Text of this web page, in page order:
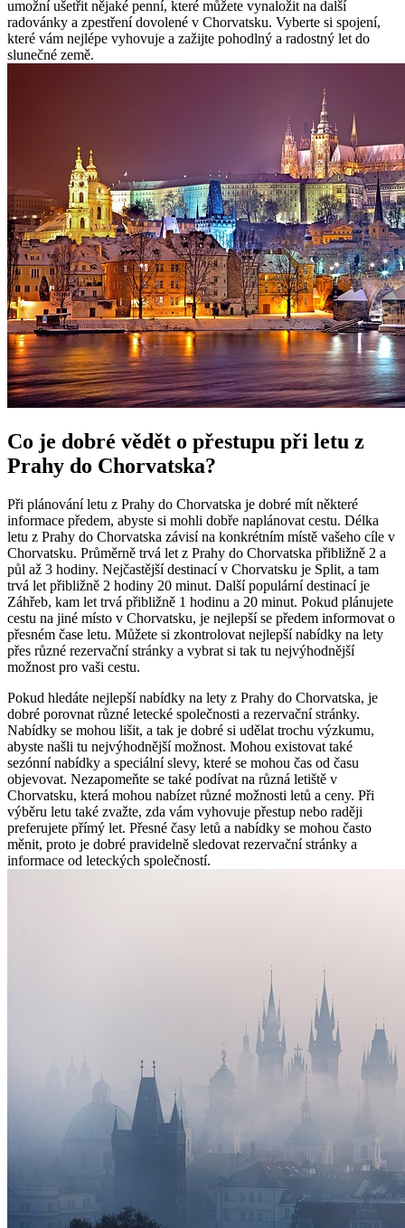
umožní ušetřit nějaké penní, které můžete vynaložit na další
radovánky a zpestření dovolené v Chorvatsku. Vyberte si spojení,
které vám nejlépe vyhovuje a zažijte pohodlný a radostný let do
slunečné země.
Co je dobré vědět o přestupu při letu z
Prahy do Chorvatska?
Při plánování letu z Prahy do Chorvatska je dobré mít některé
informace předem, abyste si mohli dobře naplánovat cestu. Délka
letu z Prahy do Chorvatska závisí na konkrétním místě vašeho cíle v
Chorvatsku. Průměrně trvá let z Prahy do Chorvatska přibližně 2 a
půl až 3 hodiny. Nejčastější destinací v Chorvatsku je Split, a tam
trvá let přibližně 2 hodiny 20 minut. Další populární destinací je
Záhřeb, kam let trvá přibližně 1 hodinu a 20 minut. Pokud plánujete
cestu na jiné místo v Chorvatsku, je nejlepší se předem informovat o
přesném čase letu. Můžete si zkontrolovat nejlepší nabídky na lety
přes různé rezervační stránky a vybrat si tak tu nejvýhodnější
možnost pro vaši cestu.
Pokud hledáte nejlepší nabídky na lety z Prahy do Chorvatska, je
dobré porovnat různé letecké společnosti a rezervační stránky.
Nabídky se mohou lišit, a tak je dobré si udělat trochu výzkumu,
abyste našli tu nejvýhodnější možnost. Mohou existovat také
sezónní nabídky a speciální slevy, které se mohou čas od času
objevovat. Nezapomeňte se také podívat na různá letiště v
Chorvatsku, která mohou nabízet různé možnosti letů a ceny. Při
výběru letu také zvažte, zda vám vyhovuje přestup nebo raději
preferujete přímý let. Přesné časy letů a nabídky se mohou často
měnit, proto je dobré pravidelně sledovat rezervační stránky a
informace od leteckých společností.